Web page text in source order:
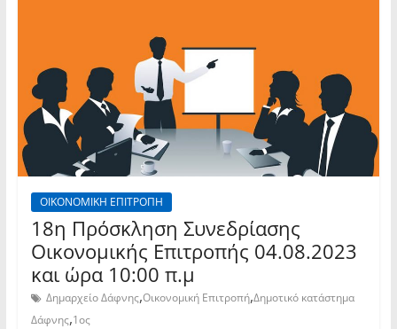
ΟΙΚΟΝΟΜΙΚΗ ΕΠΙΤΡΟΠΗ
18η Πρόσκληση Συνεδρίασης
Οικονομικής Επιτροπής 04.08.2023
και ώρα 10:00 π.μ
Δημαρχείο Δάφνης,Οικονομική Επιτροπή,Δημοτικό κατάστημα
Δάφνης,1ος